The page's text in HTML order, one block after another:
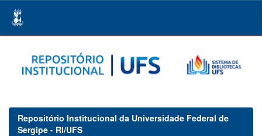
navigation
Repositório Institucional da Universidade Federal de
Sergipe - RI/UFS